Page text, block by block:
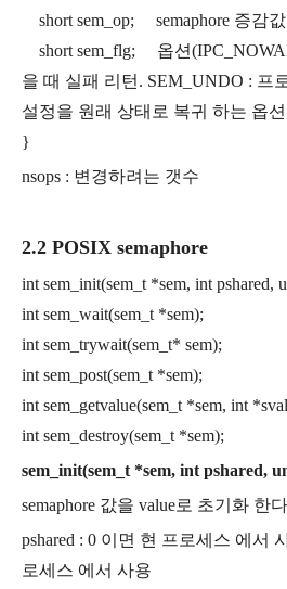
short sem_op; semaphore 증감값
short sem_flg; 옵션
을 때 실패 리턴. SEM_UNDO : 프
설정을 원래 상태로 복귀 하는 옵
}
nsops : 변경하려는 갯수
2.2 POSIX semaphore
int sem_init(sem_t *sem, int pshared,
int sem_wait(sem_t *sem);
int sem_trywait(sem_t* sem);
int sem_post(sem_t *sem);
int sem_getvalue(sem_t *sem, int
int sem_destroy(sem_t *sem);
sem_init(sem_t *sem, int pshared,
semaphore 값을 value로 초기화 한
pshared : 0 이면 현 프로세스 에서
로세스 에서 사용